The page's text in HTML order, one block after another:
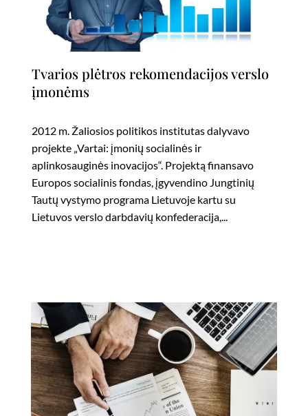
Tvarios plėtros rekomendacijos verslo
įmonėms
2012 m. Žaliosios politikos institutas dalyvavo
projekte „Vartai: įmonių socialinės ir
aplinkosauginės inovacijos“. Projektą finansavo
Europos socialinis fondas, įgyvendino Jungtinių
Tautų vystymo programa Lietuvoje kartu su
Lietuvos verslo darbdavių konfederacija,...